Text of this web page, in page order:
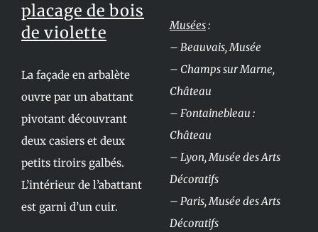
placage de bois
de violette
La façade en arbalète
ouvre par un abattant
pivotant découvrant
deux casiers et deux
petits tiroirs galbés.
L’intérieur de l’abattant
est garni d’un cuir.
Musées:
– Beauvais, Musée
– Champs sur Marne,
Château
– Fontainebleau :
Château
– Lyon, Musée des Arts
Décoratifs
– Paris, Musée des Arts
Décoratifs